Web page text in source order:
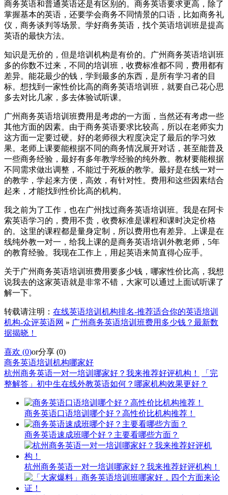
商务英语和普通英语还是有区别的。商务英语要求更高，除了
掌握基本的英语，还要学会商务不同情景的口语，比如商务礼
仪，商务谈判等场景。学好商务英语，找个英语培训班是提高
英语的最快方法。
知识是无价的，但是培训机构是有价的。广州商务英语培训班
多的你数不过来，不同的培训班，收费标准都不同，费用都有
差异。能花最少的钱，学到最多的东西，是所有学习者的目
标。想找到一家性价比高的商务英语培训班，就要自己花心思
多去对比几家，多去体验试听课。
广州商务英语培训班费用是考虑的一方面，当然还有考虑一些
其他方面的因素。由于商务英语要求比较高，所以在老师实力
这方面一定要过硬。好的老师很大程度决定了最后的学习效
果。老师上课要能根据不同的商务情况展开对话，甚至能普及
一些商务经验，最好有多年教学经验的纯外教。教材要能根据
不同需求做出调整，不能过于死板的教学。最好是在线一对一
的教学，学起来方便，高效，有针对性。费用和这些因素结合
起来，才能找到性价比高的机构。
我之前为了工作，也在广州找过商务英语培训班。我是在阿卡
索英语学习的，费用不贵，收费标准是课程和课时决定价格
的。这里的课程都是量身定制，所以费用也有差异。上课是在
线纯外教一对一，给我上课的是商务英语培训外教老师，5年
的教育经验。我现在工作上，用起英语来简直得心应手。
关于广州商务英语培训班费用要多少钱，哪家性价比高，我想
说我去的这家英语就是非常不错，大家可以通过上面试听课了
解一下。
转载请注明： 在线英语培训机构排名-推荐适合你的英语培训
机构-众评英语网 » 广州商务英语培训班费用多少钱？最新数
据揭晓！
喜欢 (0)or分享 (0)
商务英语培训机构哪家好
杭州商务英语一对一培训哪家好？我来推荐好评机构！
「完
整解答」初中生在线外教英语如何？哪家机构效果更好？
商务英语口语培训哪个好？高性价比机构推荐！
商务英语速成班哪个好？主要看哪些方面？
杭州商务英语一对一培训哪家好？我来推荐好评机构！